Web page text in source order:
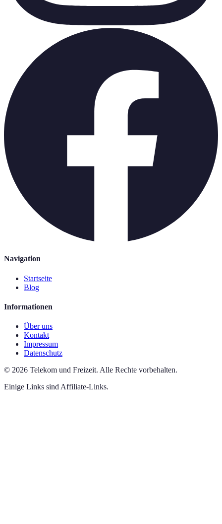
Navigation
Startseite
Blog
Informationen
Über uns
Kontakt
Impressum
Datenschutz
© 2026 Telekom und Freizeit. Alle Rechte vorbehalten.
Einige Links sind Affiliate-Links.